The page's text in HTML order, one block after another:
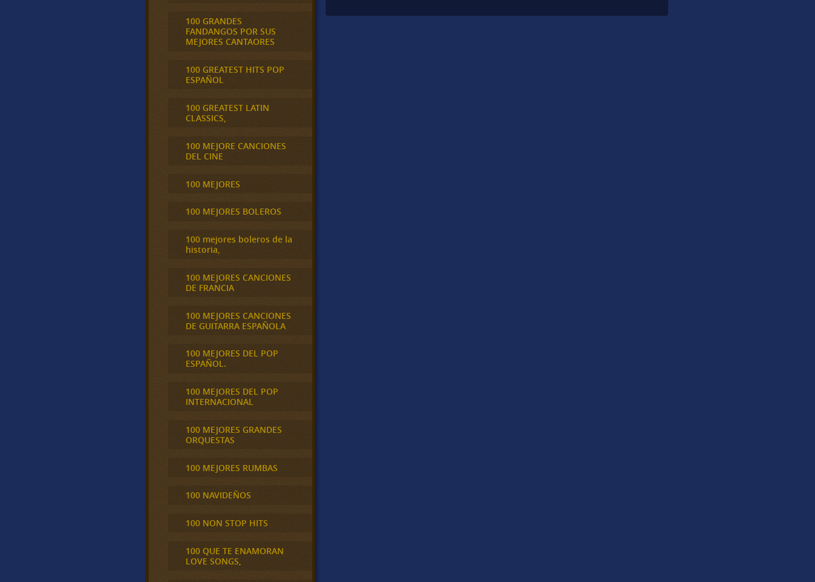
100 GRANDES
FANDANGOS POR SUS
MEJORES CANTAORES
100 GREATEST HITS POP
ESPAÑOL
100 GREATEST LATIN
CLASSICS,
100 MEJORE CANCIONES
DEL CINE
100 MEJORES
100 MEJORES BOLEROS
100 mejores boleros de la
historia,
100 MEJORES CANCIONES
DE FRANCIA
100 MEJORES CANCIONES
DE GUITARRA ESPAÑOLA
100 MEJORES DEL POP
ESPAÑOL.
100 MEJORES DEL POP
INTERNACIONAL
100 MEJORES GRANDES
ORQUESTAS
100 MEJORES RUMBAS
100 NAVIDEÑOS
100 NON STOP HITS
100 QUE TE ENAMORAN
LOVE SONGS,